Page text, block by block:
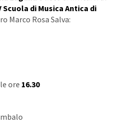
Scuola di Musica Antica di
Marco Rosa Salva:
ore 16.30